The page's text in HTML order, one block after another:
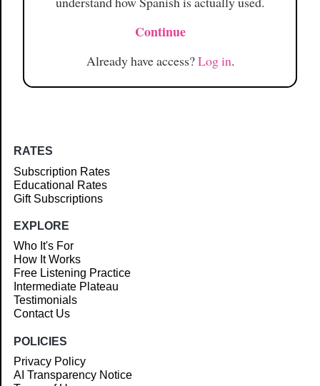
Continue
Already have access?Log in.
RATES
Subscription Rates
Educational Rates
Gift Subscriptions
EXPLORE
Who It's For
How It Works
Free Listening Practice
Intermediate Plateau
Testimonials
Contact Us
POLICIES
Privacy Policy
AI Transparency Notice